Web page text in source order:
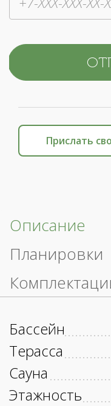
Прислать
Описание
Планировки
Бассейн
Терасса
Сауна
Этажность